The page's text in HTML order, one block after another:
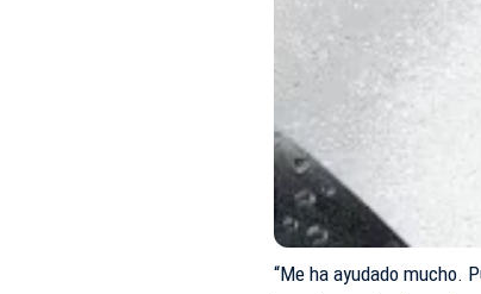
“Me ha ayudado mucho.